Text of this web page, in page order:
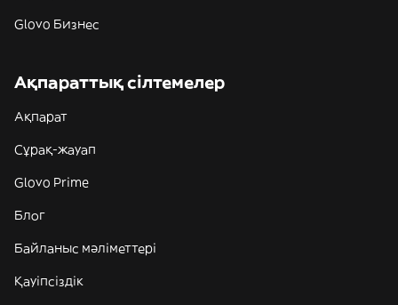
Glovo Бизнес
Ақпараттық сілтемелер
Ақпарат
Сұрақ-жауап
Glovo Prime
Блог
Байланыс мәліметтері
Қауіпсіздік